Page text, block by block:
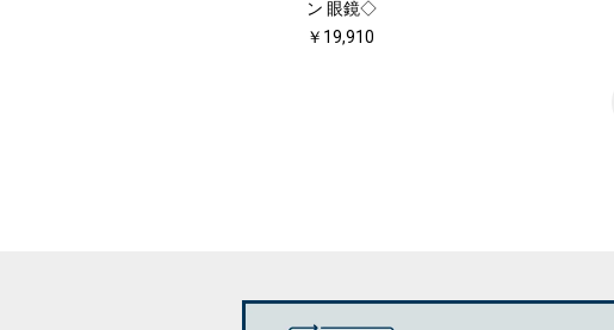
ン 眼鏡◇
￥19,910